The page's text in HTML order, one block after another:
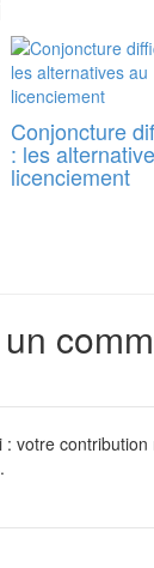
Conjoncture
: les
licenciement
votre contribution